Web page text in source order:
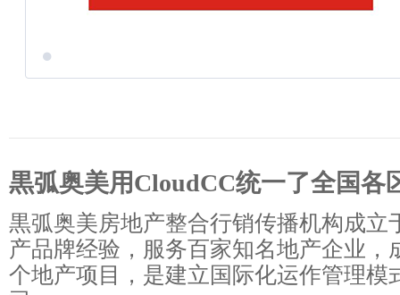
黒弧奥美用CloudCC统一了全国各
黒弧奥美房地产整合行销传播机构成立
产品牌经验，服务百家知名地产企业，
个地产项目，是建立国际化运作管理模